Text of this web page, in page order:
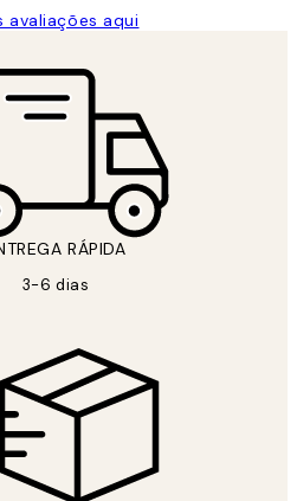
avaliações aqui
RÁPIDA
3-6 dias